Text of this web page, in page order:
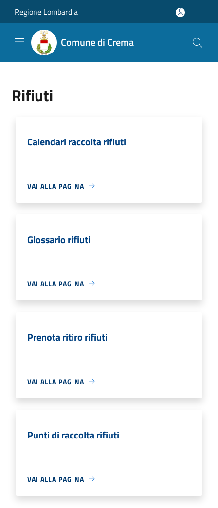
Regione Lombardia
Comune di Crema
Rifiuti
Calendari raccolta rifiuti
VAI ALLA PAGINA
Glossario rifiuti
VAI ALLA PAGINA
Prenota ritiro rifiuti
VAI ALLA PAGINA
Punti di raccolta rifiuti
VAI ALLA PAGINA